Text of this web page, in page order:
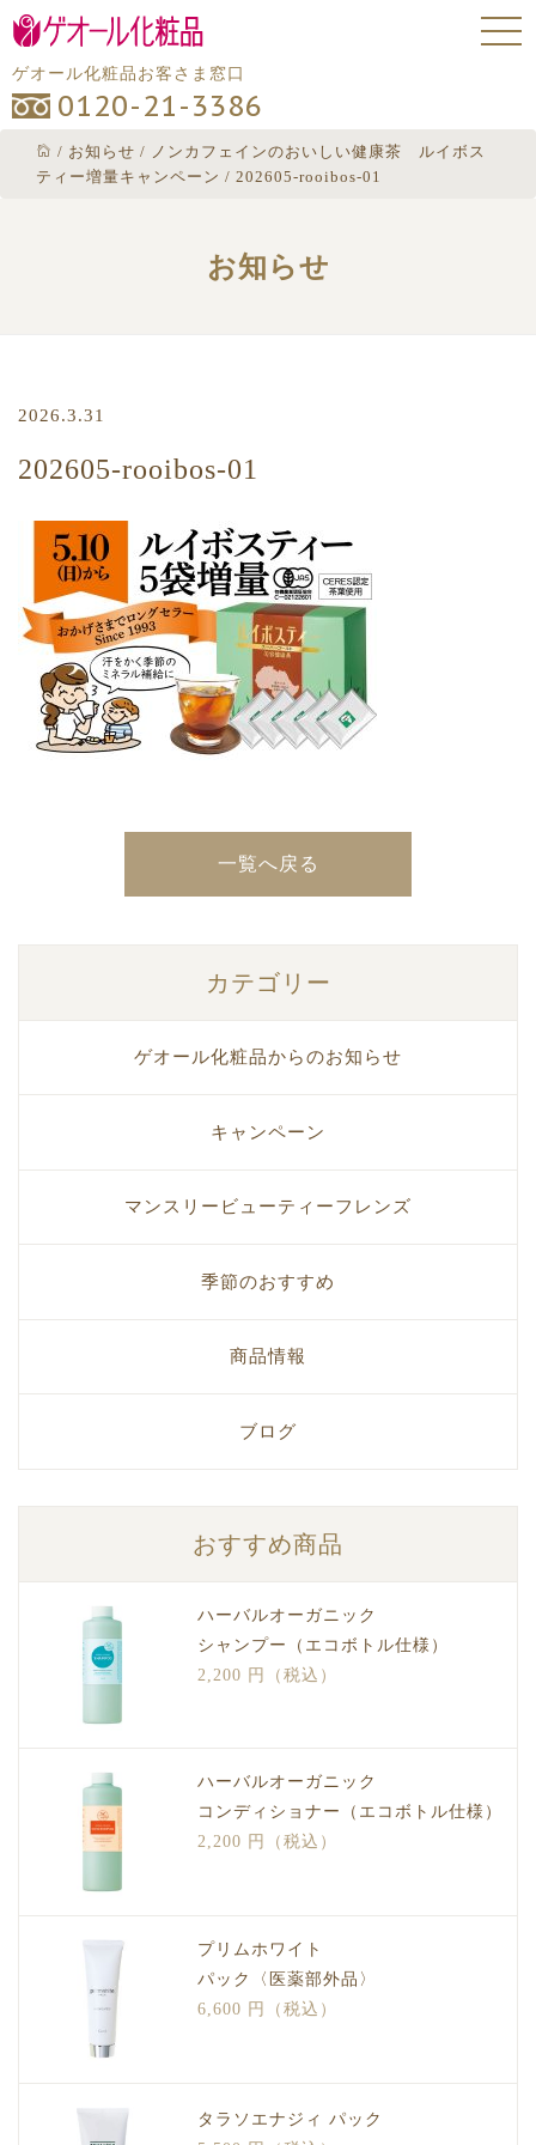
ゲオール化粧品お客さま窓口
0120-21-3386
/ お知らせ / ノンカフェインのおいしい健康茶 ルイボス
ティー増量キャンペーン / 202605-rooibos-01
お知らせ
2026.3.31
202605-rooibos-01
一覧へ戻る
カテゴリー
ゲオール化粧品からのお知らせ
キャンペーン
マンスリービューティーフレンズ
季節のおすすめ
商品情報
ブログ
おすすめ商品
ハーバルオーガニック
シャンプー（エコボトル仕様）
2,200 円（税込）
ハーバルオーガニック
コンディショナー（エコボトル仕様）
2,200 円（税込）
プリムホワイト
パック〈医薬部外品〉
6,600 円（税込）
タラソエナジィ パック